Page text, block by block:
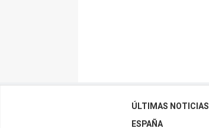
ÚLTIMAS NOTICIAS
ESPAÑA